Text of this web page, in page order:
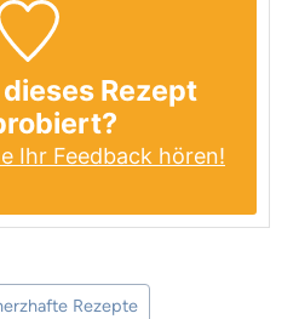
Rezept
Ihr Feedback hören!
Rezepte